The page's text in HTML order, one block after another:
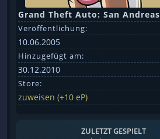
Grand Theft Auto: San Andreas
Veröffentlichung:
10.06.2005
Hinzugefügt am:
30.12.2010
Store:
zuweisen (+10 eP)
ZULETZT GESPIELT